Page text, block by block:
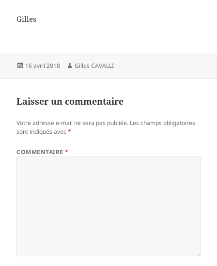
Gilles
Publié
16 avril 2018 Auteur
Gilles CAVALLI
Laisser un commentaire
Votre adresse e-mail ne sera pas publiée. Les champs obligatoires
sont indiqués avec*
COMMENTAIRE*